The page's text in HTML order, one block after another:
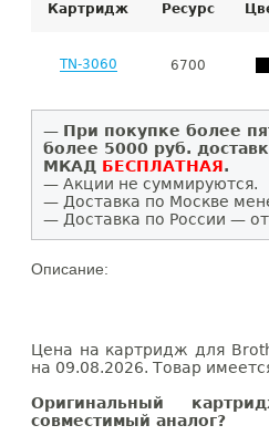
Картридж Ресурс
TN-3060 6700
— При покупке более
более 5000 руб.
МКАД БЕСПЛАТНАЯ.
— Акции не суммируются.
— Доставка по Москве
— Доставка по России —
Описание:
Цена на картридж для
на 09.08.2026. Товар
Оригинальный
совместимый аналог?